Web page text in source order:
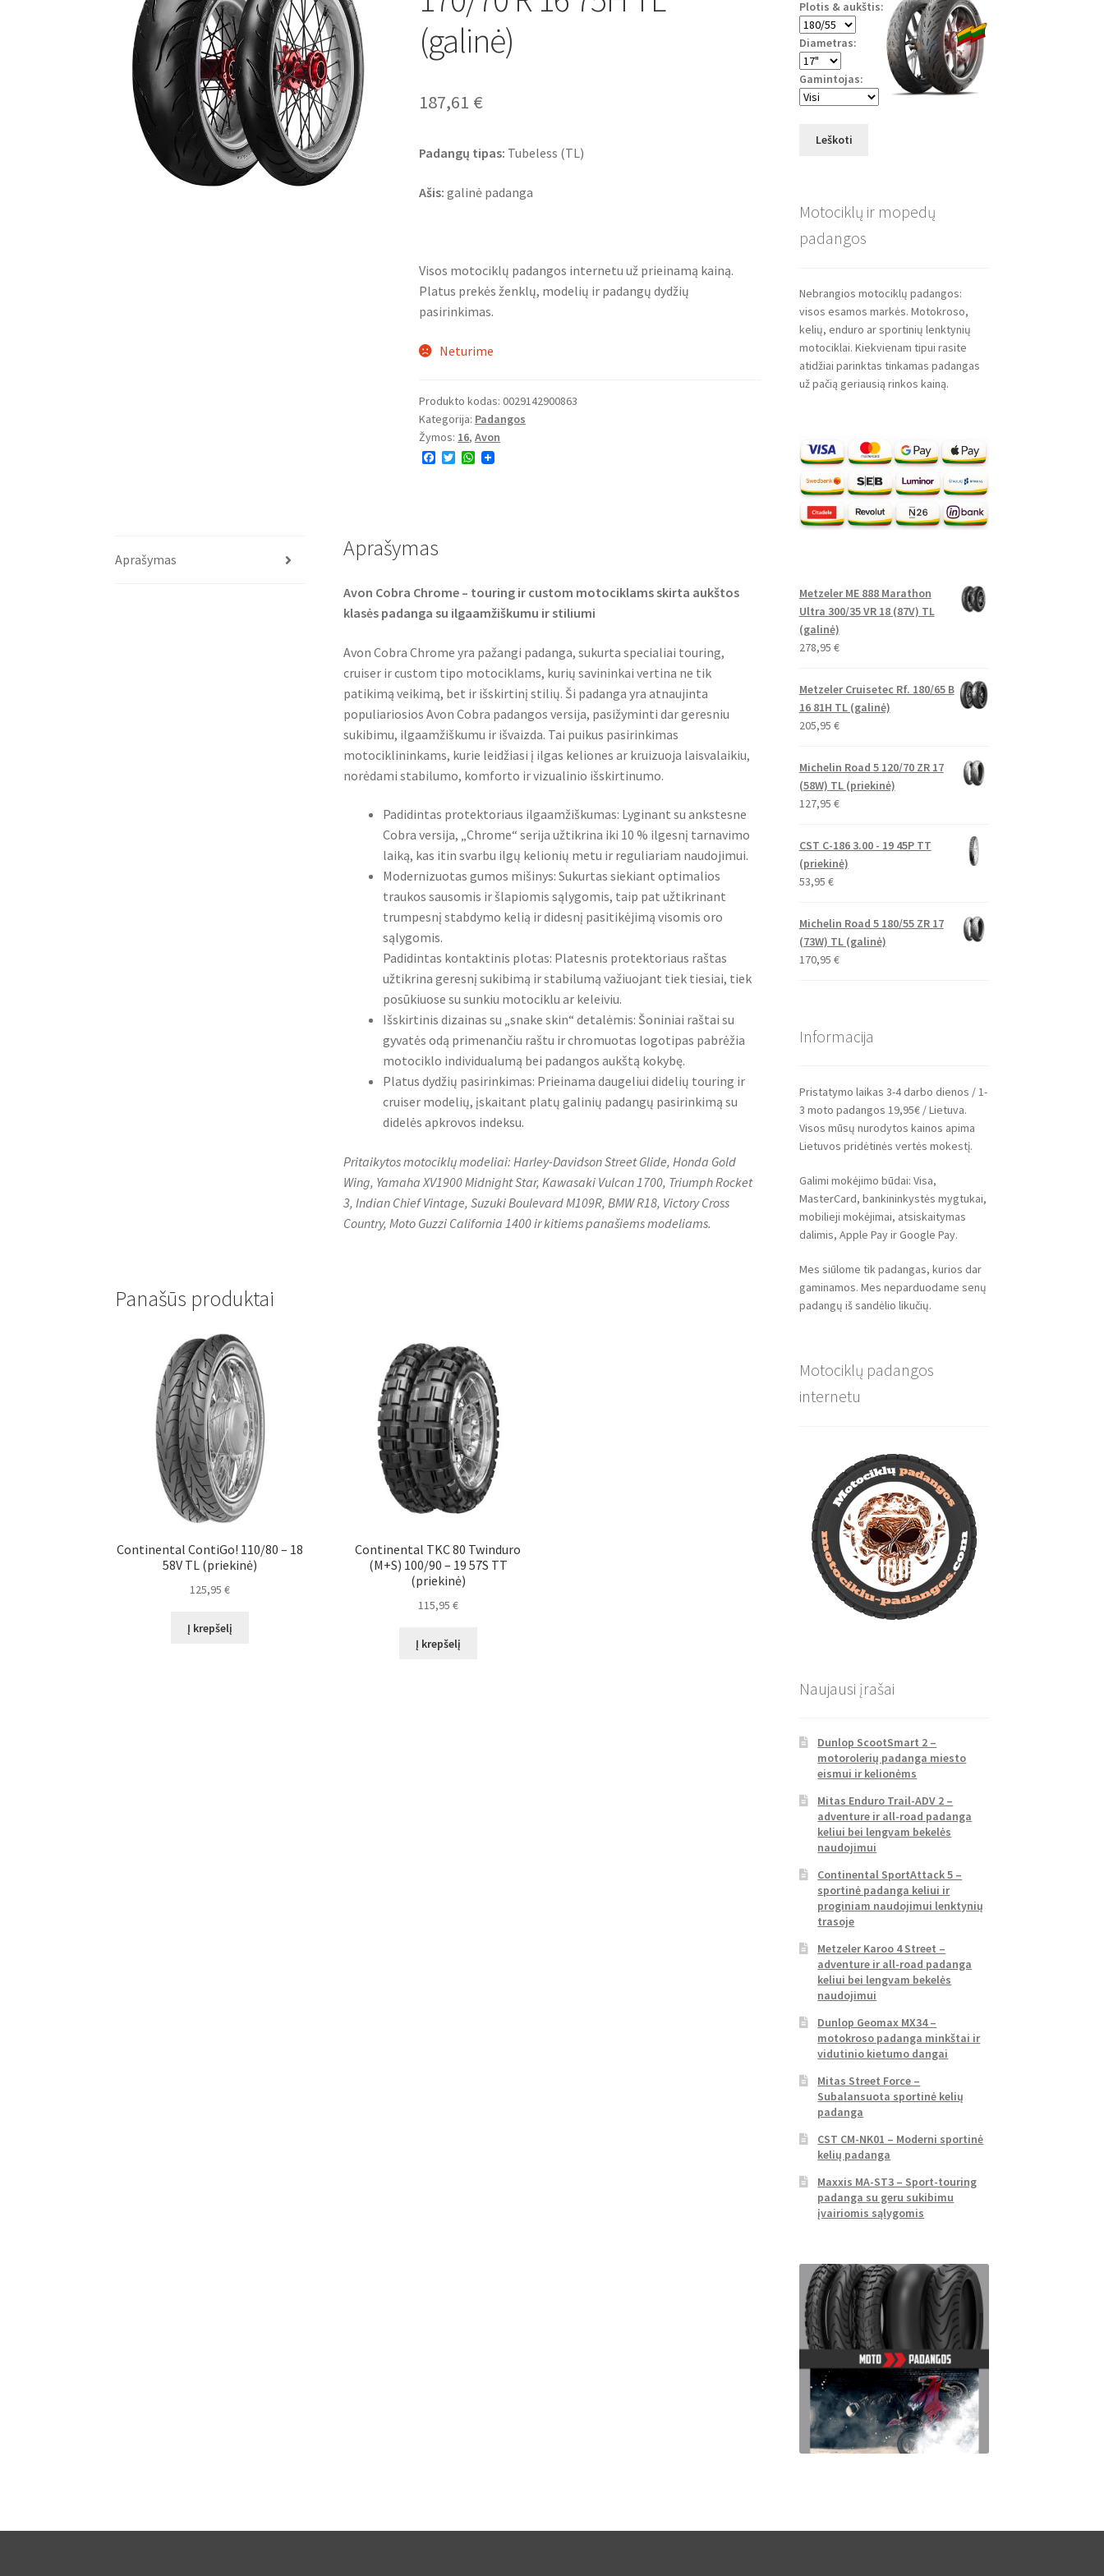
(galinė)
187,61 €
Padangų tipas: Tubeless (TL)
Ašis: galinė padanga
Visos motociklų padangos internetu už prieinamą kainą.
Platus prekės ženklų, modelių ir padangų dydžių
pasirinkimas.
Neturime
Produkto kodas:0029142900863
Kategorija: Padangos
Žymos: 16,Avon
F
k
T
W
Aprašymas Aprašymas
Avon Cobra Chrome – touring ir custom motociklams skirta aukštos
klasės padanga su ilgaamžiškumu ir stiliumi
Avon Cobra Chrome yra pažangi padanga, sukurta specialiai touring,
cruiser ir custom tipo motociklams, kurių savininkai vertina ne tik
patikimą veikimą, bet ir išskirtinį stilių. Ši padanga yra atnaujinta
populiariosios Avon Cobra padangos versija, pasižyminti dar geresniu
sukibimu, ilgaamžiškumu ir išvaizda. Tai puikus pasirinkimas
motociklininkams, kurie leidžiasi į ilgas keliones ar kruizuoja laisvalaikiu,
norėdami stabilumo, komforto ir vizualinio išskirtinumo.
Padidintas protektoriaus ilgaamžiškumas: Lyginant su ankstesne
Cobra versija, „Chrome“ serija užtikrina iki 10 % ilgesnį tarnavimo
laiką, kas itin svarbu ilgų kelionių metu ir reguliariam naudojimui.
Modernizuotas gumos mišinys: Sukurtas siekiant optimalios
traukos sausomis ir šlapiomis sąlygomis, taip pat užtikrinant
trumpesnį stabdymo kelią ir didesnį pasitikėjimą visomis oro
sąlygomis.
Padidintas kontaktinis plotas: Platesnis protektoriaus raštas
užtikrina geresnį sukibimą ir stabilumą važiuojant tiek tiesiai, tiek
posūkiuose su sunkiu motociklu ar keleiviu.
Išskirtinis dizainas su „snake skin“ detalėmis: Šoniniai raštai su
gyvatės odą primenančiu raštu ir chromuotas logotipas pabrėžia
motociklo individualumą bei padangos aukštą kokybę.
Platus dydžių pasirinkimas: Prieinama daugeliui didelių touring ir
cruiser modelių, įskaitant platų galinių padangų pasirinkimą su
didelės apkrovos indeksu.
Pritaikytos motociklų modeliai: Harley-Davidson Street Glide, Honda Gold
Wing, Yamaha XV1900 Midnight Star, Kawasaki Vulcan 1700, Triumph Rocket
3, Indian Chief Vintage, Suzuki Boulevard M109R, BMW R18, Victory Cross
Country, Moto Guzzi California 1400 ir kitiems panašiems modeliams.
Panašūs produktai
Continental ContiGo! 110/80 – 18
58V TL (priekinė)
125,95€
Į krepšelį
Continental TKC 80 Twinduro
(M+S) 100/90 – 19 57S TT
(priekinė)
115,95 €
Į krepšelį
Plotis & aukštis:
Diametras:
Gamintojas:
Leškoti
Motociklų ir mopedų
padangos
Nebrangios motociklų padangos:
visos esamos markės. Motokroso,
kelių, enduro ar sportinių lenktynių
motociklai. Kiekvienam tipui rasite
atidžiai parinktas tinkamas padangas
už pačią geriausią rinkos kainą.
Metzeler ME 888 Marathon
Ultra 300/35 VR 18 (87V) TL
(galinė)
278,95 €
Metzeler Cruisetec Rf. 180/65 B
16 81H TL (galinė)
205,95 €
Michelin Road 5 120/70 ZR 17
(58W) TL (priekinė)
127,95 €
CST C-186 3.00 - 19 45P TT
(priekinė)
53,95 €
Michelin Road 5 180/55 ZR 17
(73W) TL (galinė)
170,95 €
Informacija
Pristatymo laikas 3-4 darbo dienos / 1-
3 moto padangos 19,95€ / Lietuva.
Visos mūsų nurodytos kainos apima
Lietuvos pridėtinės vertės mokestį.
Galimi mokėjimo būdai: Visa,
MasterCard, bankininkystės mygtukai,
mobilieji mokėjimai, atsiskaitymas
dalimis, Apple Pay ir Google Pay.
Mes siūlome tik padangas, kurios dar
gaminamos. Mes neparduodame senų
padangų iš sandėlio likučių.
Motociklų padangos
internetu
Naujausi įrašai
Dunlop ScootSmart 2 –
motorolerių padanga miesto
eismui ir kelionėms
Mitas Enduro Trail-ADV 2 –
adventure ir all-road padanga
keliui bei lengvam bekelės
naudojimui
Continental SportAttack 5 –
sportinė padanga keliui ir
proginiam naudojimui lenktynių
trasoje
Metzeler Karoo 4 Street –
adventure ir all-road padanga
keliui bei lengvam bekelės
naudojimui
Dunlop Geomax MX34 –
motokroso padanga minkštai ir
vidutinio kietumo dangai
Mitas Street Force –
Subalansuota sportinė kelių
padanga
CST CM-NK01 – Moderni sportinė
kelių padanga
Maxxis MA-ST3 – Sport-touring
padanga su geru sukibimu
įvairiomis sąlygomis